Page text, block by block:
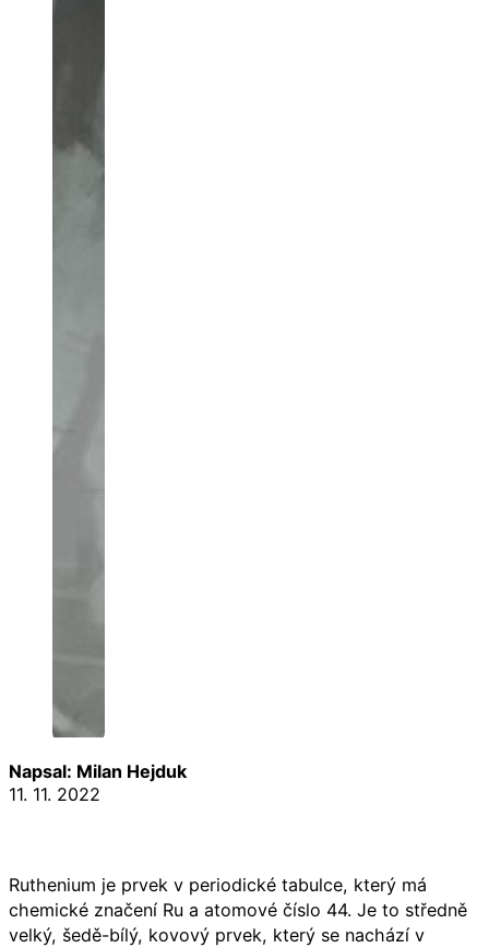
Napsal: Milan Hejduk
11. 11. 2022
Ruthenium je prvek v periodické tabulce, který má
chemické značení Ru a atomové číslo 44. Je to středně
velký, šedě-bílý, kovový prvek, který se nachází v